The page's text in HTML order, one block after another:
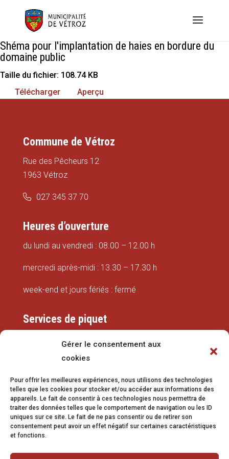
Gérer le consentement aux
cookies
Pour offrir les meilleures expériences, nous utilisons des technologies
telles que les cookies pour stocker et/ou accéder aux informations des
appareils. Le fait de consentir à ces technologies nous permettra de
traiter des données telles que le comportement de navigation ou les ID
uniques sur ce site. Le fait de ne pas consentir ou de retirer son
consentement peut avoir un effet négatif sur certaines caractéristiques
et fonctions.
Shéma pour l'implantation de haies en bordure du
domaine public
Taille du fichier: 108.74 KB
Télécharger
Aperçu
Commune de Vétroz
Rue des Pêcheurs 12
1963 Vétroz
027 345 37 70
Heures d’ouverture
du lundi au vendredi : 08.00 – 12.00 h
mercredi après-midi : 13.30 – 17.30 h
week-end et jours fériés : fermé
Services de piquet
079 337 66 42
eaux@vetroz.ch
Travaux publics
079 213 92 08